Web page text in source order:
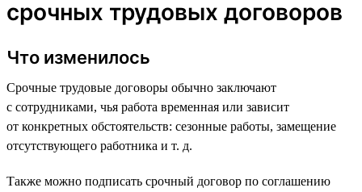
срочных трудовых договоров
Что изменилось
Срочные трудовые договоры обычно заключают
с сотрудниками, чья работа временная или зависит
от конкретных обстоятельств: сезонные работы, замещение
отсутствующего работника и т. д.
Также можно подписать срочный договор по соглашению